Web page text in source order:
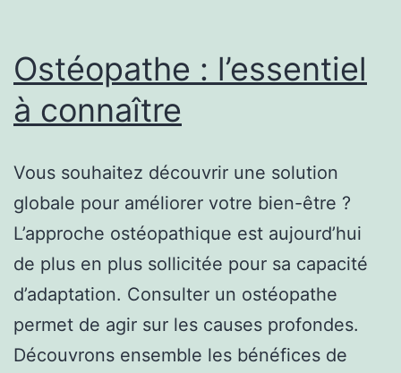
Ostéopathe : l’essentiel
à connaître
Vous souhaitez découvrir une solution
globale pour améliorer votre bien-être ?
L’approche ostéopathique est aujourd’hui
de plus en plus sollicitée pour sa capacité
d’adaptation. Consulter un ostéopathe
permet de agir sur les causes profondes.
Découvrons ensemble les bénéfices de